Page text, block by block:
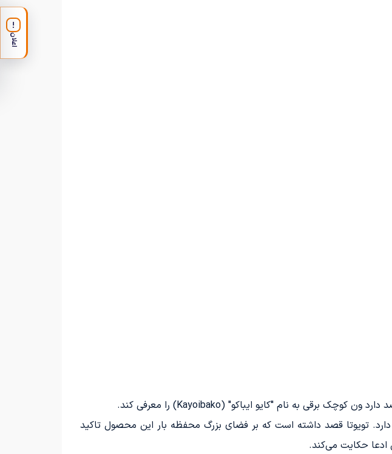
دارد. تویوتا قصد داشته است که بر فضای بزرگ محفظه بار این محصول تاکید
ادعا حکایت می‌کند.
!
اعلان